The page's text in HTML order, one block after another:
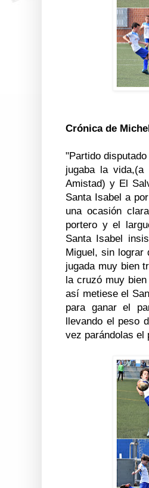
Crónica de
"Partido
jugaba la
Amistad) y El
Santa Isabel a
una ocasión
portero y el
Santa Isabel
Miguel, sin lograr
jugada muy bien
la cruzó muy
así metiese el
para ganar el
llevando el peso
vez parándolas el